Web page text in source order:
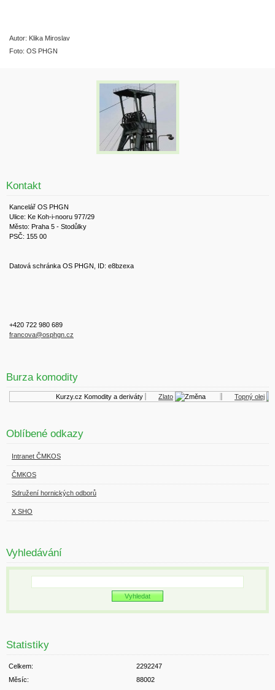
Autor: Klika Miroslav
Foto: OS PHGN
Kontakt
Kancelář OS PHGN
Ulice: Ke Koh-i-nooru 977/29
Město: Praha 5 - Stodůlky
PSČ: 155 00
Datová schránka OS PHGN, ID: e8bzexa
+420 722 980 689
francova@osphgn.cz
Burza komodity
Kurzy.cz Komodity a deriváty Zlato Topný olej
Oblíbené odkazy
Intranet ČMKOS
ČMKOS
Sdružení hornických odborů
X SHO
Vyhledávání
Statistiky
Celkem:
2292247
Měsíc:
88002